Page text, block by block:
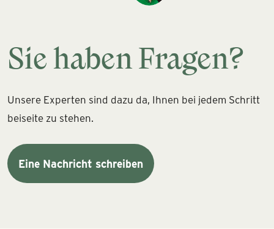
Sie haben Fragen?
Unsere Experten sind dazu da, Ihnen bei jedem Schritt
beiseite zu stehen.
Eine Nachricht schreiben